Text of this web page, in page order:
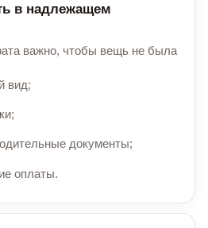
в надлежащем
важно, чтобы вещь не была
вид;
документы;
оплаты.